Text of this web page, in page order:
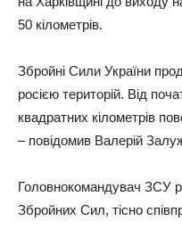
50 кілометрів.
Збройні Сили України
росією територій. Від
квадратних кілометрів
– повідомив Валерій
Головнокомандувач ЗСУ
Збройних Сил, тісно